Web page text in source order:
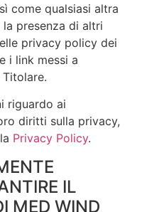
come qualsiasi altra
presenza di altri
privacy policy dei
i link messi a
riguardo ai
diritti sulla privacy,
Privacy Policy.
IL
MED WIND